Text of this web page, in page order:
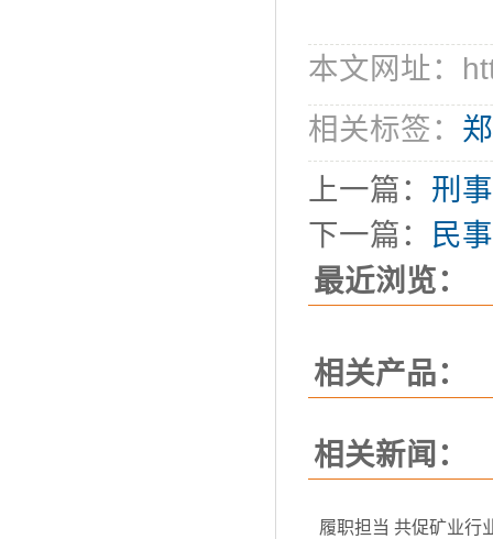
本文网址：
相关标签：
上一篇： 刑
下一篇：
民
最近浏览：
相关产品：
相关新闻：
履职担当 共促矿业行